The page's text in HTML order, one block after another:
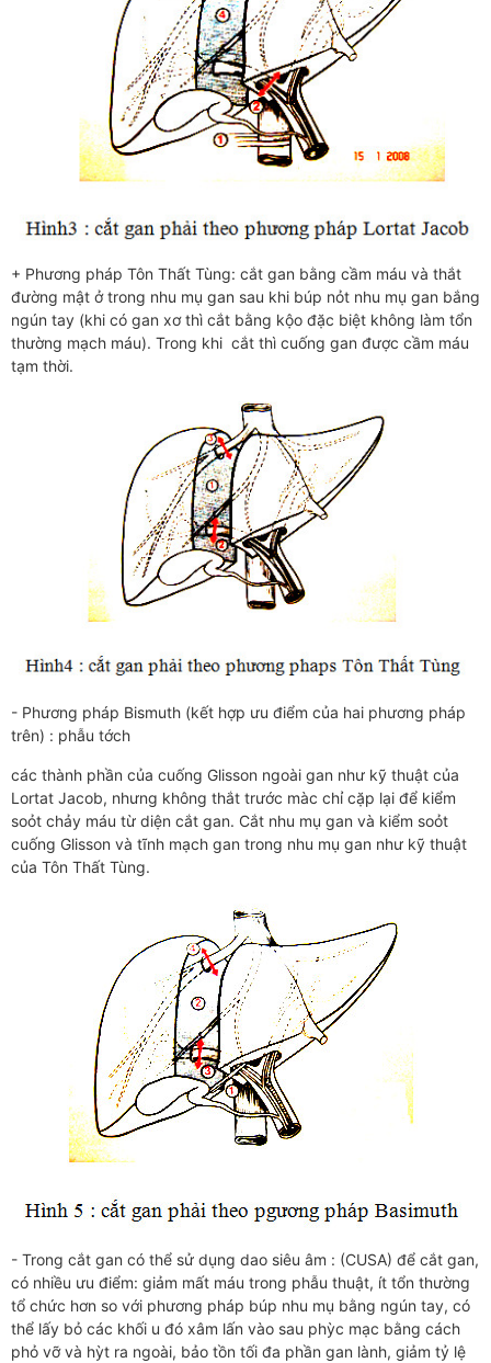
+ Phương pháp Tôn Thất Tùng: cắt gan bằng cầm máu và thắt
đường mật ở trong nhu mụ gan sau khi búp nỏt nhu mụ gan bắng
ngún tay (khi có gan xơ thì cắt bằng kộo đặc biệt không làm tổn
thường mạch máu). Trong khi cắt thì cuống gan được cầm máu
tạm thời.
- Phương pháp Bismuth (kết hợp ưu điểm của hai phương pháp
trên) : phẫu tớch
các thành phần của cuống Glisson ngoài gan như kỹ thuật của
Lortat Jacob, nhưng không thắt trước màc chỉ cặp lại để kiểm
soỏt chảy máu từ diện cắt gan. Cắt nhu mụ gan và kiểm soỏt
cuống Glisson và tĩnh mạch gan trong nhu mụ gan như kỹ thuật
của Tôn Thất Tùng.
- Trong cắt gan có thể sử dụng dao siêu âm : (CUSA) để cắt gan,
có nhiều ưu điểm: giảm mất máu trong phẫu thuật, ít tổn thường
tổ chức hơn so với phương pháp búp nhu mụ bằng ngún tay, có
thể lấy bỏ các khối u đó xâm lấn vào sau phỳc mạc bằng cách
phỏ vỡ và hỳt ra ngoài, bảo tồn tối đa phần gan lành, giảm tỷ lệ